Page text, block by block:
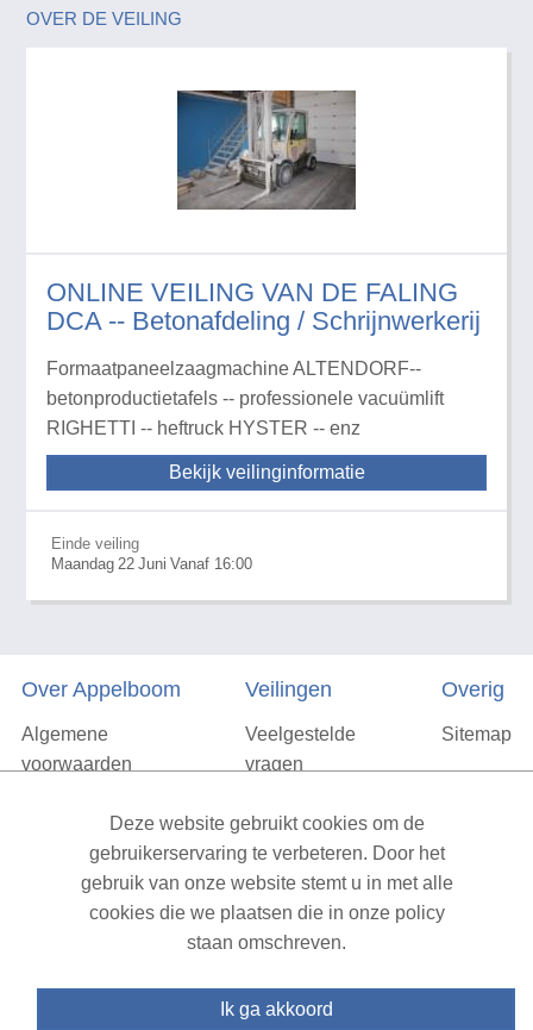
OVER DE VEILING
ONLINE VEILING VAN DE FALING
DCA -- Betonafdeling / Schrijnwerkerij
Formaatpaneelzaagmachine ALTENDORF--
betonproductietafels -- professionele vacuümlift
RIGHETTI -- heftruck HYSTER -- enz
Bekijk veilinginformatie
Einde veiling
Maandag 22 Juni Vanaf 16:00
Over Appelboom
Algemene
voorwaarden
Vacatures
Contact
Veilingen
Veelgestelde
vragen
Overig
Sitemap
| All rights reserved v1.7.6 (NAD-WEB-1)
Deze website gebruikt cookies om de
gebruikerservaring te verbeteren. Door het
gebruik van onze website stemt u in met alle
cookies die we plaatsen die in onze policy
staan omschreven.
Ik ga akkoord